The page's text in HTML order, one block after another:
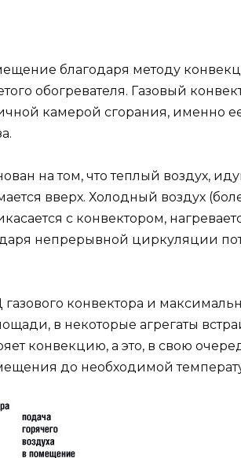
благодаря методу
обогревателя. Газовый
камерой сгорания, именно ее
на том, что теплый воздух,
вверх. Холодный воздух
с конвектором,
непрерывной циркуляции
конвектора и
в некоторые агрегаты
конвекцию, а это, в свою
до необходимой